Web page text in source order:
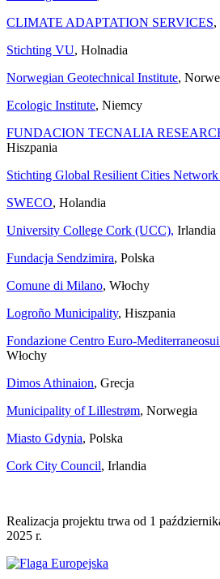
CLIMATE ADAPTATION SERVICES,
Stichting VU, Holnadia
Norwegian Geotechnical Institute,
Ecologic Institute, Niemcy
FUNDACION TECNALIA
Hiszpania
Stichting Global Resilient Cities
SWECO, Holandia
University College Cork (UCC), Irlandia
Fundacja Sendzimira, Polska
Comune di Milano, Włochy
Logroño Municipality, Hiszpania
Fondazione Centro Euro-
Włochy
Dimos Athinaion, Grecja
Municipality of Lillestrøm, Norwegia
Miasto Gdynia, Polska
Cork City Council, Irlandia
Realizacja projektu trwa od 1
2025 r.